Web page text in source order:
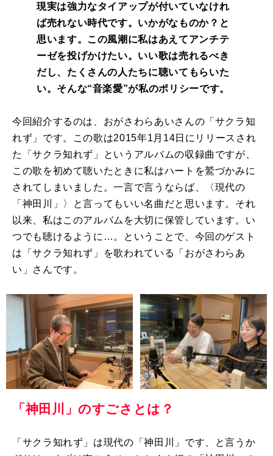
現実は強力なタイアップが付いていなけれ
ば売れない時代です。いかがなものか？と
思います。この風潮に私はあえてアンチテ
ーゼを投げかけたい。いい歌は売れるべき
だし、たくさんの人たちに聴いてもらいた
い。そんな“音楽愛”が私のポリシーです。
今回紹介するのは、おがさわらあいさんの「サクラ知
れず」です。この歌は2015年1 月 14日にリリースされ
た「サクラ知れず」というアルバムの収録曲ですが、
この歌を初めて聴いたときに私はハートを鷲づかみに
されてしまいました。一言で言うならば、〈現代の
「神田川」〉と言ってもいい名曲だと思います。それ
以来、私はこのアルバムを大切に保管しています。い
つでも聴けるように…。ということで、今回のゲスト
は「サクラ知れず」を歌われている「おがさわらあ
い」さんです。
「神田川」のすごさとは？
「サクラ知れず」は現代の「神田川」です、と言うか